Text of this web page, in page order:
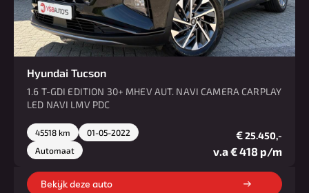
Hyundai Tucson
1.6 T-GDI EDITION 30+ MHEV AUT. NAVI CAMERA CARPLAY
LED NAVI LMV PDC
45518 km
01-05-2022
Automaat
€25.450,-
v.a € 418 p/m
Bekijk deze auto